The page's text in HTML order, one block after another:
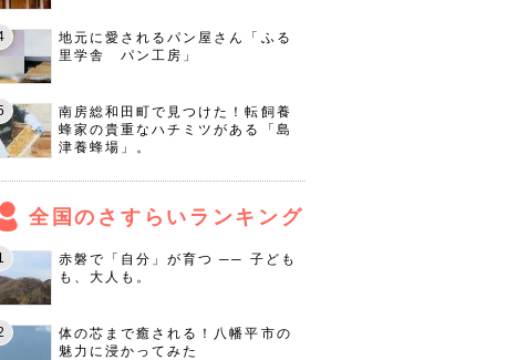
地元に愛されるパン屋さん「ふる
里学舎 パン工房」
南房総和田町で見つけた！転飼養
蜂家の貴重なハチミツがある「島
津養蜂場」。
全国のさすらいランキング
赤磐で「自分」が育つ ── 子ども
も、大人も。
体の芯まで癒される！八幡平市の
魅力に浸かってみた